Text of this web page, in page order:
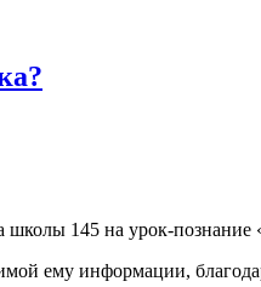
145 на урок-познание
ему информации,